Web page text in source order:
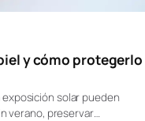
y cómo protegerlo
exposición solar pueden
verano, preservar…